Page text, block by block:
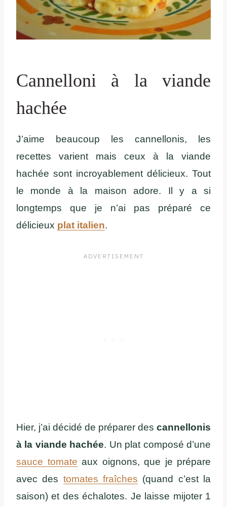
Cannelloni à la viande
hachée
J’aime beaucoup les cannellonis, les
recettes varient mais ceux à la viande
hachée sont incroyablement délicieux. Tout
le monde à la maison adore. Il y a si
longtemps que je n’ai pas préparé ce
délicieux plat italien.
Hier, j’ai décidé de préparer des cannellonis
à la viande hachée. Un plat composé d’une
sauce tomate aux oignons, que je prépare
avec des tomates fraîches (quand c’est la
saison) et des échalotes. Je laisse mijoter 1